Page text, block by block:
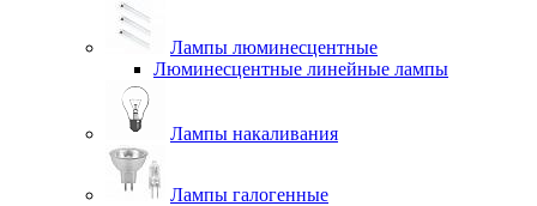
Лампы люминесцентные
Люминесцентные линейные лампы
Лампы накаливания
Лампы галогенные